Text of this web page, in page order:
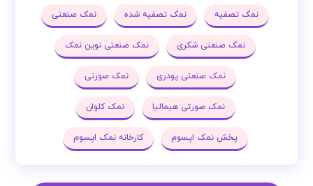
نمک تصفیه نمک تصفیه شده نمک صنعتی
نمک صنعتی شکری نمک صنعتی نوین نمک
نمک صنعتی پودری نمک صورتی
نمک صورتی هیمالیا نمک کلوان
پخش نمک اپسوم کارخانه نمک اپسوم